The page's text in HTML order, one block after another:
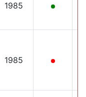
1985
1985